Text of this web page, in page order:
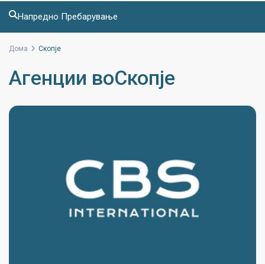
Напредно Пребарување
Дома Скопје
Агенции воСкопје